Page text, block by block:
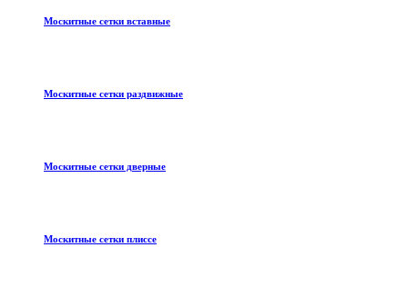
Москитные сетки вставные
Москитные сетки раздвижные
Москитные сетки дверные
Москитные сетки плиссе